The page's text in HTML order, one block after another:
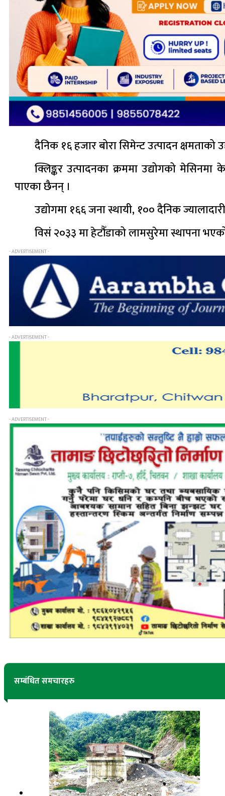
दैनिक १६ हजार बोरा सिमेन्ट उत्पादन क्षमताको
क्लिङ्कर उत्पादनका क्रममा उद्योगको
पाएका छैनन् ।
उद्योगमा १६६ जना स्थायी, १०० दैनिक
विसं २०३३ मा हेटौँडाको लामसुरेमा स्थापना
- ADVERTISEMENT -
- ADVERTISEMENT -
- ADVERTISEMENT -
सम्बंधित समचारहरु